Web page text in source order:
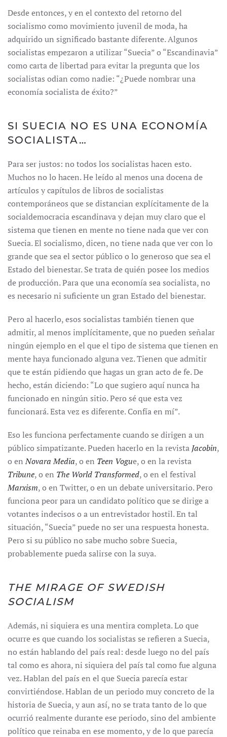
Desde entonces, y en el contexto del retorno del
socialismo como movimiento juvenil de moda, ha
adquirido un significado bastante diferente. Algunos
socialistas empezaron a utilizar “Suecia” o “Escandinavia”
como carta de libertad para evitar la pregunta que los
socialistas odian como nadie: “¿Puede nombrar una
economía socialista de éxito?”
SI SUECIA NO ES UNA ECONOMÍA
SOCIALISTA…
Para ser justos: no todos los socialistas hacen esto.
Muchos no lo hacen. He leído al menos una docena de
artículos y capítulos de libros de socialistas
contemporáneos que se distancian explícitamente de la
socialdemocracia escandinava y dejan muy claro que el
sistema que tienen en mente no tiene nada que ver con
Suecia. El socialismo, dicen, no tiene nada que ver con lo
grande que sea el sector público o lo generoso que sea el
Estado del bienestar. Se trata de quién posee los medios
de producción. Para que una economía sea socialista, no
es necesario ni suficiente un gran Estado del bienestar.
Pero al hacerlo, esos socialistas también tienen que
admitir, al menos implícitamente, que no pueden señalar
ningún ejemplo en el que el tipo de sistema que tienen en
mente haya funcionado alguna vez. Tienen que admitir
que te están pidiendo que hagas un gran acto de fe. De
hecho, están diciendo: “Lo que sugiero aquí nunca ha
funcionado en ningún sitio. Pero sé que esta vez
funcionará. Esta vez es diferente. Confía en mí”.
Eso les funciona perfectamente cuando se dirigen a un
público simpatizante. Pueden hacerlo en la revista Jacobin,
o enNovara Media, o en Teen Vogue, o en la revista
Tribune, o en The World Transformed, o en el festival
Marxism, o en Twitter, o en un debate universitario. Pero
funciona peor para un candidato político que se dirige a
votantes indecisos o a un entrevistador hostil. En tal
situación, “Suecia” puede no ser una respuesta honesta.
Pero si su público no sabe mucho sobre Suecia,
probablemente pueda salirse con la suya.
THE MIRAGE OF SWEDISH
SOCIALISM
Además, ni siquiera es una mentira completa. Lo que
ocurre es que cuando los socialistas se refieren a Suecia,
no están hablando del país real: desde luego no del país
tal como es ahora, ni siquiera del país tal como fue alguna
vez. Hablan del país en el que Suecia parecía estar
convirtiéndose. Hablan de un periodo muy concreto de la
historia de Suecia, y aun así, no se trata tanto de lo que
ocurrió realmente durante ese periodo, sino del ambiente
político que reinaba en ese momento, y de lo que parecía